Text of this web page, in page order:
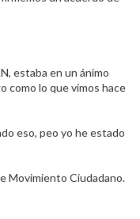
estaba en un ánimo
como lo que vimos hace
eso, peo yo he estado
Movimiento Ciudadano.